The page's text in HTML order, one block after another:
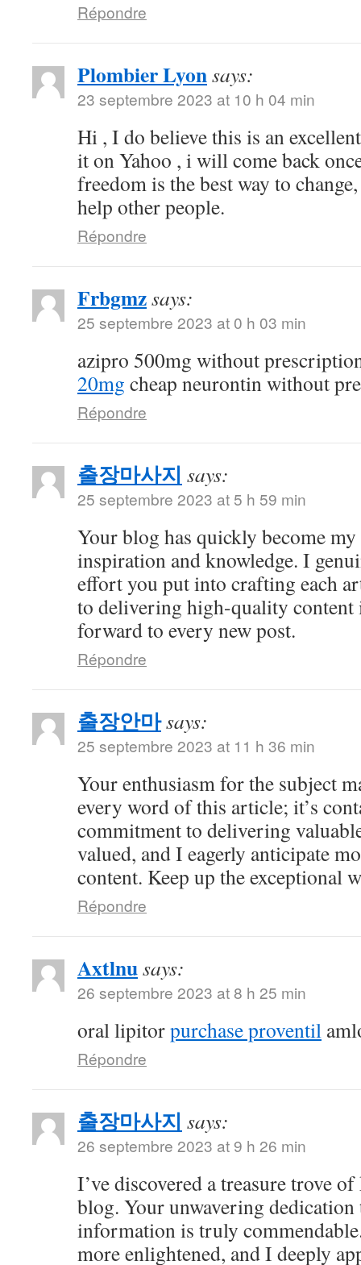
Répondre
Plombier Lyonsays:
23 septembre 2023 at 10 h 04 min
Hi , I do believe this is an
it on Yahoo , i will come back
freedom is the best way to
help other people.
Répondre
Frbgmzsays:
25 septembre 2023 at 0 h 03 min
azipro 500mg without
20mg cheap neurontin without
Répondre
출장마사지 says:
25 septembre 2023 at 5 h 59 min
Your blog has quickly become
inspiration and knowledge. I
effort you put into crafting each
to delivering high-quality content
forward to every new post.
Répondre
출장안마says:
25 septembre 2023 at 11 h 36 min
Your enthusiasm for the subject
every word of this article; it’s
commitment to delivering
valued, and I eagerly anticipate
content. Keep up the exceptional
Répondre
Axtlnusays:
26 septembre 2023 at 8 h 25 min
oral lipitorpurchase proventil
Répondre
출장마사지 says:
26 septembre 2023 at 9 h 26 min
I’ve discovered a treasure trove
blog. Your unwavering
information is truly
more enlightened, and I deeply